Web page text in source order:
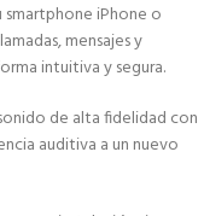
iPhone o
mensajes y
intuitiva y segura.
de alta fidelidad con
auditiva a un nuevo